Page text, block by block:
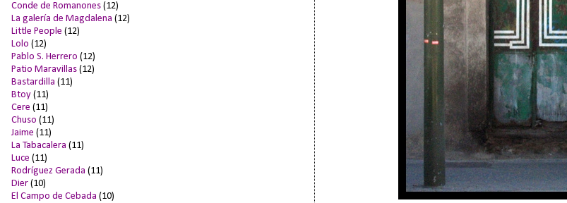
Conde de Romanones (12)
La galería de Magdalena (12)
Little People (12)
Lolo (12)
Pablo S. Herrero (12)
Patio Maravillas (12)
Bastardilla (11)
Btoy (11)
Cere (11)
Chuso (11)
Jaime (11)
La Tabacalera (11)
Luce (11)
Rodríguez Gerada (11)
Dier (10)
El Campo de Cebada (10)